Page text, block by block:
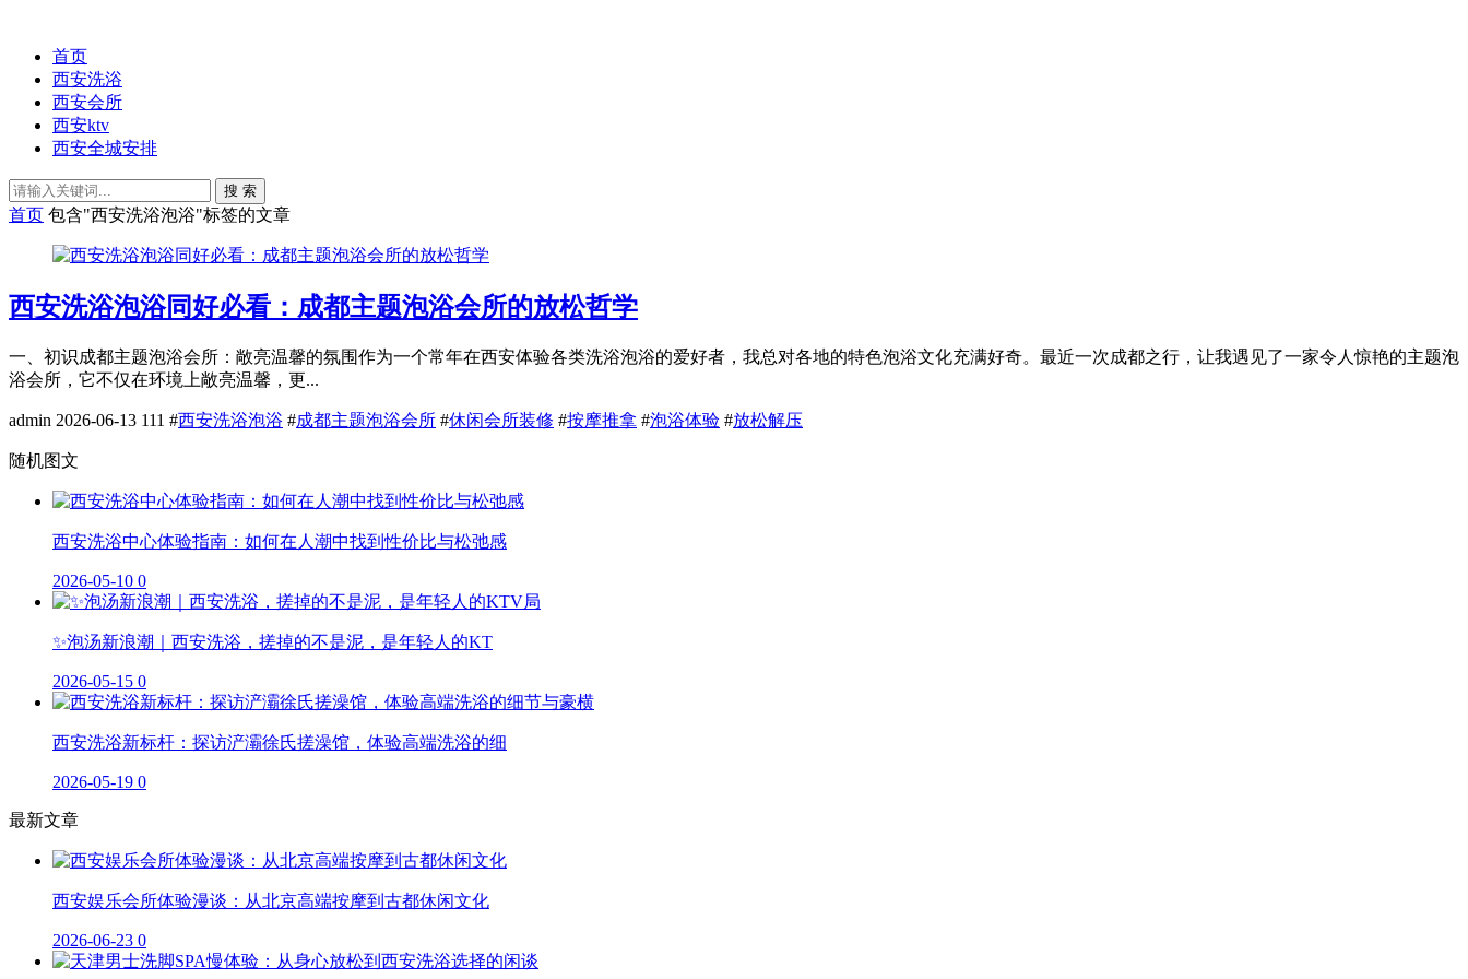
首页
西安洗浴
西安会所
西安ktv
西安全城安排
搜 索
首页 包含"西安洗浴泡浴"标签的文章
西安洗浴泡浴同好必看：成都主题泡浴会所的放松哲学
一、初识成都主题泡浴会所：敞亮温馨的氛围作为一个常年在西安体验各类洗浴泡浴的爱好者，我总对各地的特色泡浴文化充满好奇。最近一次成都之行，让我遇见了一家令人惊艳的主题泡
浴会所，它不仅在环境上敞亮温馨，更...
admin 2026-06-13 111 #西安洗浴泡浴 #成都主题泡浴会所 #休闲会所装修 #按摩推拿 #泡浴体验 #放松解压
随机图文
西安洗浴中心体验指南：如何在人潮中找到性价比与松弛感
2026-05-10 0
✨泡汤新浪潮｜西安洗浴，搓掉的不是泥，是年轻人的KT
2026-05-15 0
西安洗浴新标杆：探访浐灞徐氏搓澡馆，体验高端洗浴的细
2026-05-19 0
最新文章
西安娱乐会所体验漫谈：从北京高端按摩到古都休闲文化
2026-06-23 0